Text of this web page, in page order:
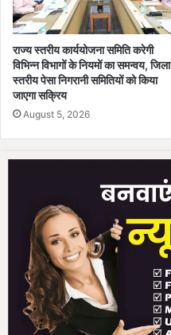
राज्य स्तरीय कार्ययोजना समिति करेगी
विभिन्न विभागों के नियमों का समन्वय, जिला
स्तरीय पेसा निगरानी समितियों को किया
जाएगा सक्रिय
August 5, 2026